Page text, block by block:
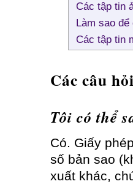
Các tập tin
Làm sao
Các tập tin
Các câu
Tôi có thể
Có. Giấy
số bản sao
xuất khác,